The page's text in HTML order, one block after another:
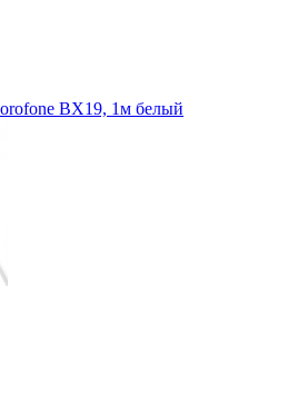
BX19, 1м белый